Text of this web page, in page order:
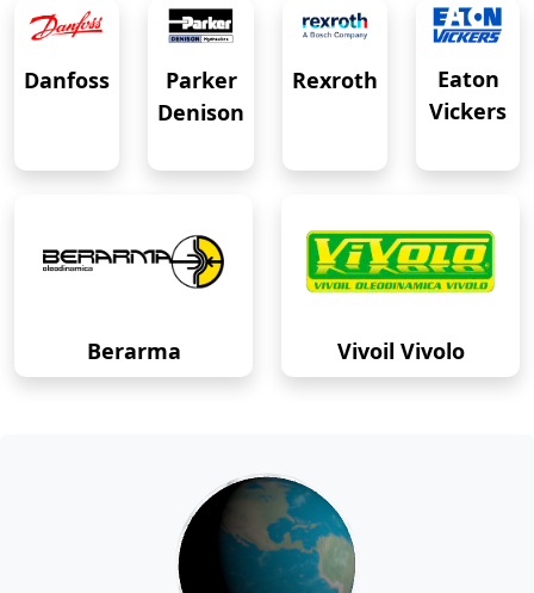
Danfoss
Parker
Denison
Rexroth
Eaton
Vickers
Berarma Vivoil Vivolo